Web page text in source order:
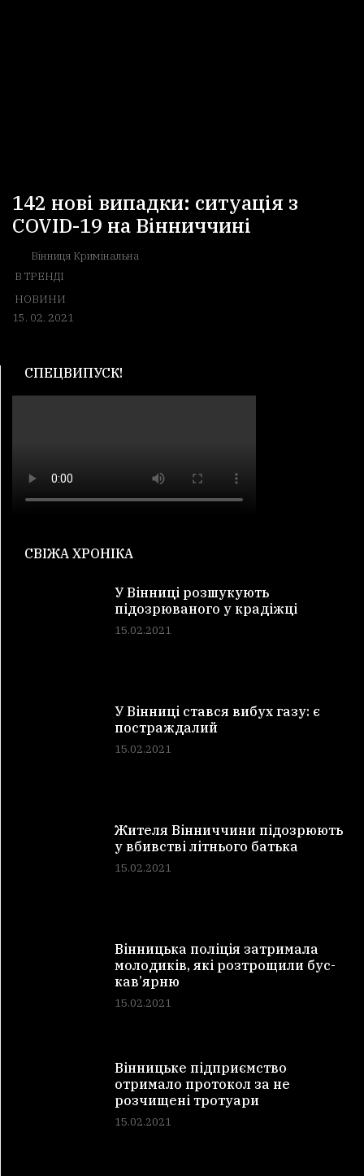
142 нові випадки: ситуація з
COVID-19 на Вінниччині
Вінниця Кримінальна
В ТРЕНДІ
НОВИНИ
15. 02. 2021
СПЕЦВИПУСК!
СВІЖА ХРОНІКА
У Вінниці розшукують
підозрюваного у крадіжці
15.02.2021
У Вінниці стався вибух газу: є
постраждалий
15.02.2021
Жителя Вінниччини підозрюють
у вбивстві літнього батька
15.02.2021
Вінницька поліція затримала
молодиків, які розтрощили бус-
кав’ярню
15.02.2021
Вінницьке підприємство
отримало протокол за не
розчищені тротуари
15.02.2021